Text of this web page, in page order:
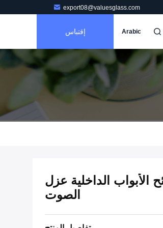
export08@valuesglass.com
Arabic إقتباس
الداخلية عزل
الصوت